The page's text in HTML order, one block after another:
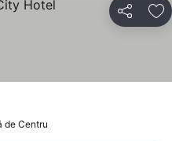
Distribuiți
de Centru